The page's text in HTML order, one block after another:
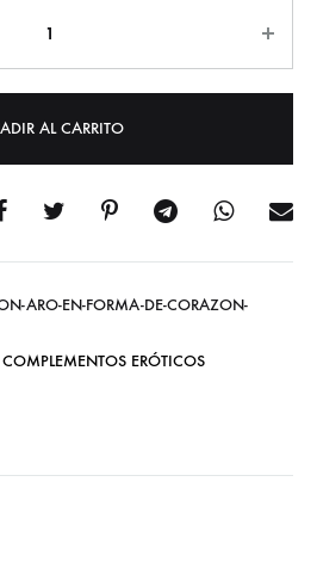
AL CARRITO
ARO-EN-FORMA-DE-CORAZON-
ERÓTICOS